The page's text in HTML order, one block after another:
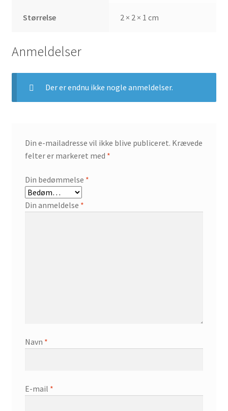
Størrelse 2 × 2 × 1 cm
Anmeldelser
Der er endnu ikke nogle anmeldelser.
Din e-mailadresse vil ikke blive publiceret. Krævede
felter er markeret med *
Din bedømmelse *
Din anmeldelse *
Navn *
E-mail *